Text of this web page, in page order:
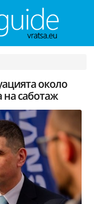
около
саботаж